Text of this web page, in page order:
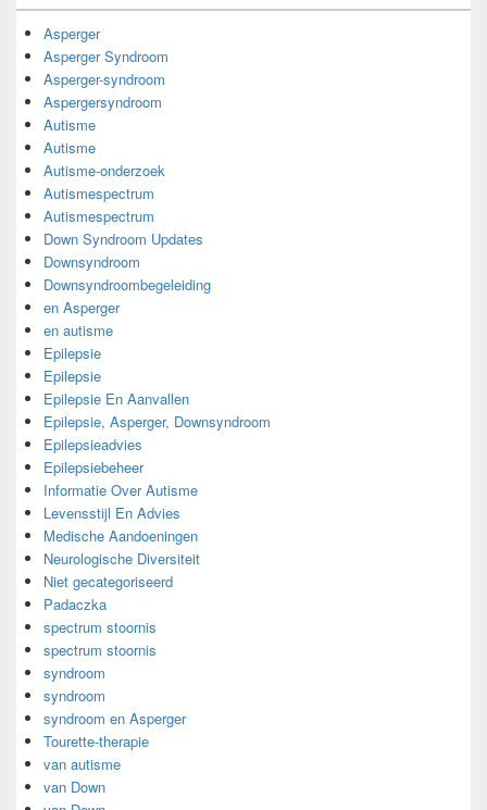
Asperger
Asperger Syndroom
Asperger-syndroom
Aspergersyndroom
Autisme
Autisme
Autisme-onderzoek
Autismespectrum
Autismespectrum
Down Syndroom Updates
Downsyndroom
Downsyndroombegeleiding
en Asperger
en autisme
Epilepsie
Epilepsie
Epilepsie En Aanvallen
Epilepsie, Asperger, Downsyndroom
Epilepsieadvies
Epilepsiebeheer
Informatie Over Autisme
Levensstijl En Advies
Medische Aandoeningen
Neurologische Diversiteit
Niet gecategoriseerd
Padaczka
spectrum stoornis
spectrum stoornis
syndroom
syndroom
syndroom en Asperger
Tourette-therapie
van autisme
van Down